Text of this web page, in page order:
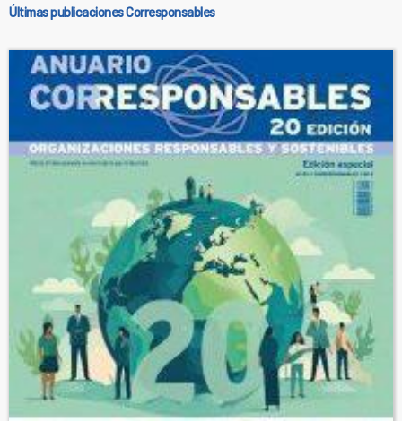
Últimas publicaciones Corresponsables